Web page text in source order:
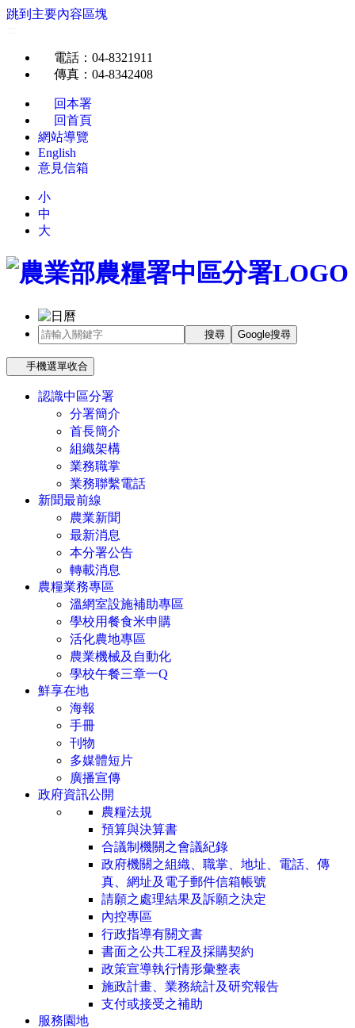
跳到主要內容區塊
電話 ：04-8321911
傳真 ：04-8342408
回本署
回首頁
網站導覽
English
意見信箱
小
中
大
搜尋 Google搜尋
手機選單收合
認識中區分署
分署簡介
首長簡介
組織架構
業務職掌
業務聯繫電話
新聞最前線
農業新聞
最新消息
本分署公告
轉載消息
農糧業務專區
溫網室設施補助專區
學校用餐食米申購
活化農地專區
農業機械及自動化
學校午餐三章一Q
鮮享在地
海報
手冊
刊物
多媒體短片
廣播宣傳
政府資訊公開
農糧法規
預算與決算書
合議制機關之會議紀錄
政府機關之組織、職掌、地址、電話、傳
真、網址及電子郵件信箱帳號
請願之處理結果及訴願之決定
內控專區
行政指導有關文書
書面之公共工程及採購契約
政策宣導執行情形彙整表
施政計畫、業務統計及研究報告
支付或接受之補助
服務園地